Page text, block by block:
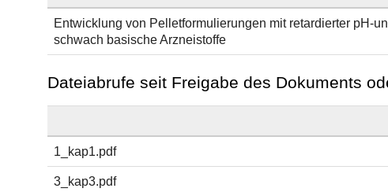
Entwicklung von Pelletformulierungen mit retardierter pH-
schwach basische Arzneistoffe
Dateiabrufe seit Freigabe des Dokuments
1_kap1.pdf
3_kap3.pdf